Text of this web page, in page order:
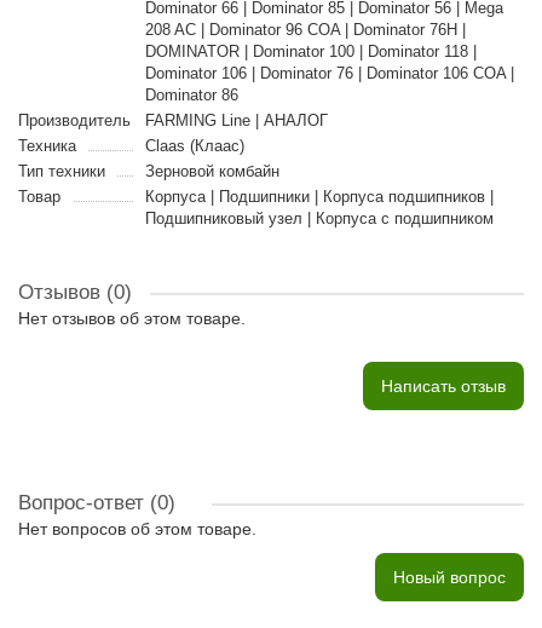
Dominator 66 | Dominator 85 | Dominator 56 | Mega
208 AC | Dominator 96 COA | Dominator 76H |
DOMINATOR | Dominator 100 | Dominator 118 |
Dominator 106 | Dominator 76 | Dominator 106 COA |
Dominator 86
Производитель
FARMING Line | АНАЛОГ
Техника
Claas (Клаас)
Тип техники
Зерновой комбайн
Товар
Корпуса | Подшипники | Корпуса подшипников |
Подшипниковый узел | Корпуса с подшипником
Отзывов (0)
Нет отзывов об этом товаре.
Написать отзыв
Вопрос-ответ (0)
Нет вопросов об этом товаре.
Новый вопрос